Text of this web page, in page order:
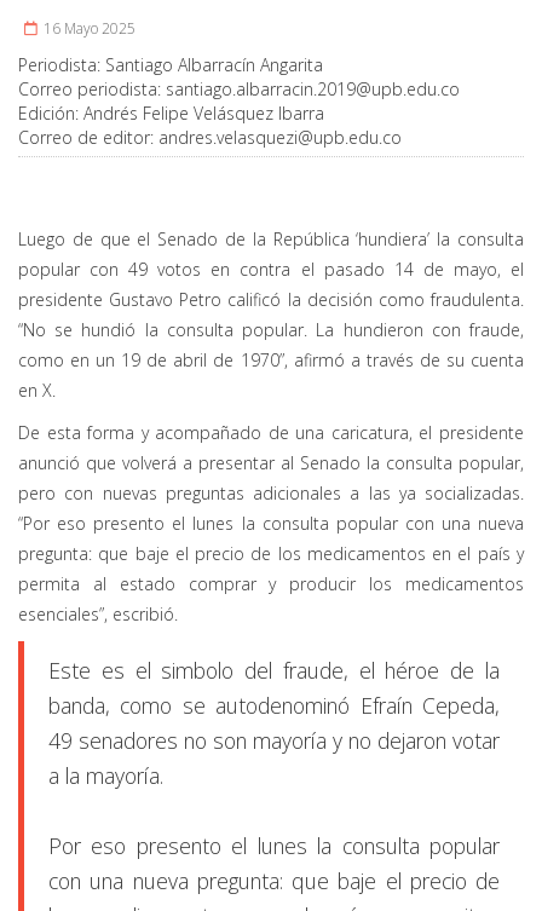
16 Mayo 2025
Periodista: Santiago Albarracín Angarita
Correo periodista: santiago.albarracin.2019@upb.edu.co
Edición: Andrés Felipe Velásquez Ibarra
Correo de editor: andres.velasquezi@upb.edu.co
Luego de que el Senado de la República ‘hundiera’ la consulta
popular con 49 votos en contra el pasado 14 de mayo, el
presidente Gustavo Petro calificó la decisión como fraudulenta.
“No se hundió la consulta popular. La hundieron con fraude,
como en un 19 de abril de 1970”, afirmó a través de su cuenta
en X.
De esta forma y acompañado de una caricatura, el presidente
anunció que volverá a presentar al Senado la consulta popular,
pero con nuevas preguntas adicionales a las ya socializadas.
“Por eso presento el lunes la consulta popular con una nueva
pregunta: que baje el precio de los medicamentos en el país y
permita al estado comprar y producir los medicamentos
esenciales”, escribió.
Este es el simbolo del fraude, el héroe de la
banda, como se autodenominó Efraín Cepeda,
49 senadores no son mayoría y no dejaron votar
a la mayoría.
Por eso presento el lunes la consulta popular
con una nueva pregunta: que baje el precio de